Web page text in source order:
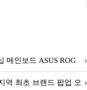
메인보드 ASUS ROG
정
역 최초 브랜드 팝업 오